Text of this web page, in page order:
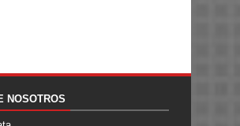
NOSOTROS